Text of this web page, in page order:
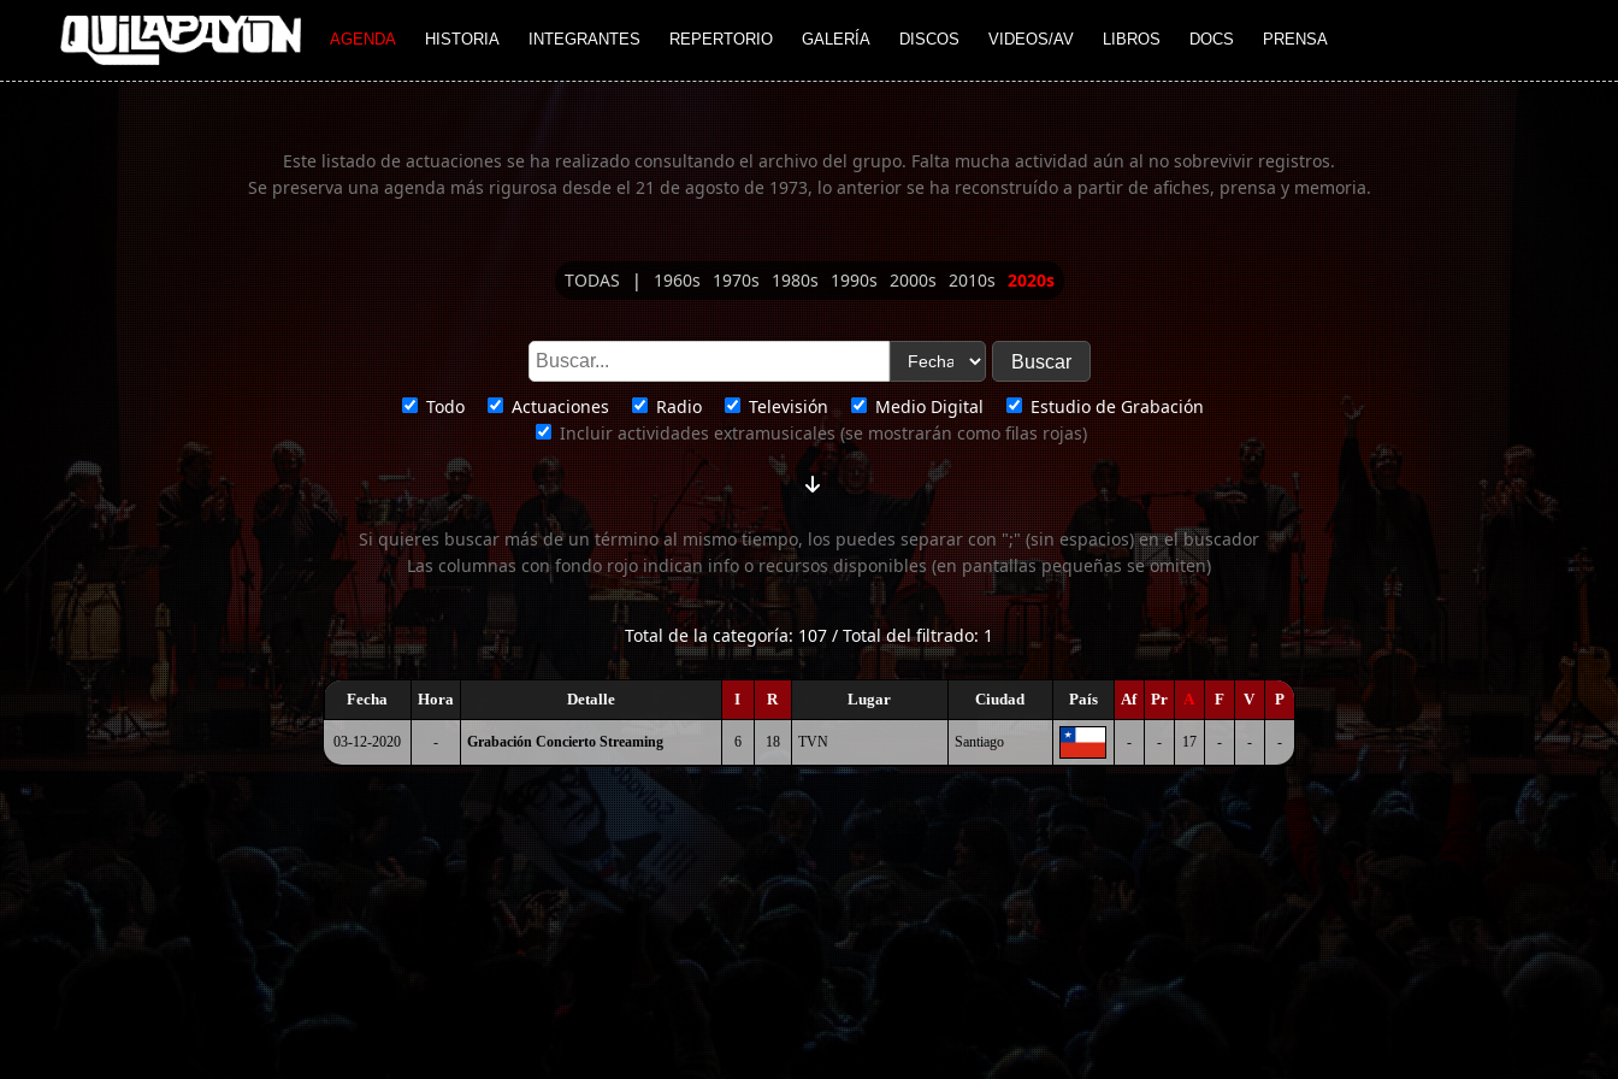
AGENDA HISTORIA INTEGRANTES REPERTORIO GALERÍA DISCOS VIDEOS/AV LIBROS DOCS PRENSA
Imagen 01
Este listado de actuaciones se ha realizado consultando el archivo del grupo. Falta mucha actividad aún al no sobrevivir registros.
Se preserva una agenda más rigurosa desde el 21 de agosto de 1973, lo anterior se ha reconstruído a partir de afiches, prensa y memoria.
TODAS | 1960s 1970s 1980s 1990s 2000s 2010s 2020s
Todo Actuaciones Radio Televisión Medio Digital
Estudio de Grabación
Incluir actividades extramusicales (se mostrarán como filas rojas)
Si quieres buscar más de un término al mismo tiempo, los puedes separar con ";" (sin espacios) en el buscador
Las columnas con fondo rojo indican info o recursos disponibles (en pantallas pequeñas se omiten)
Total de la categoría: 107 / Total del filtrado: 1
Fecha Hora Detalle I R Lugar Ciudad País Af Pr A F V P
03-12-2020 - Grabación Concierto Streaming 6 18 TVN Santiago - - 17 - - -